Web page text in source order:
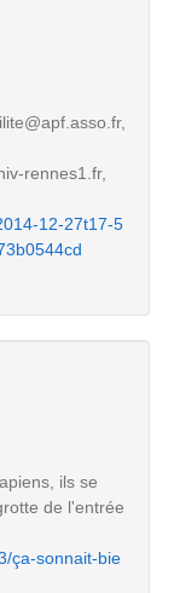
rennes1.fr,
12-27t17-5
ils se
de l'entrée
ça-sonnait-bie